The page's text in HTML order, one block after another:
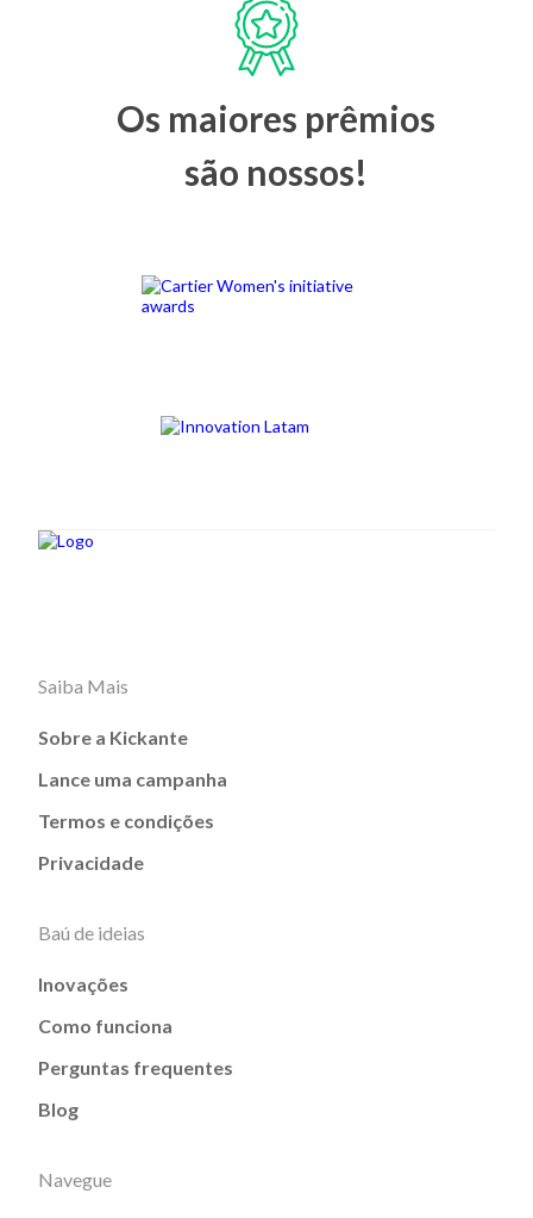
Os maiores prêmios
são nossos!
Saiba Mais
Sobre a Kickante
Lance uma campanha
Termos e condições
Privacidade
Baú de ideias
Inovações
Como funciona
Perguntas frequentes
Blog
Navegue